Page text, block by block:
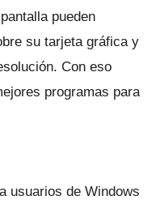
pueden
su tarjeta gráfica y
Con eso
programas para
usuarios de Windows